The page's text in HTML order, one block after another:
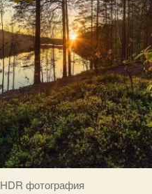
HDR фотография